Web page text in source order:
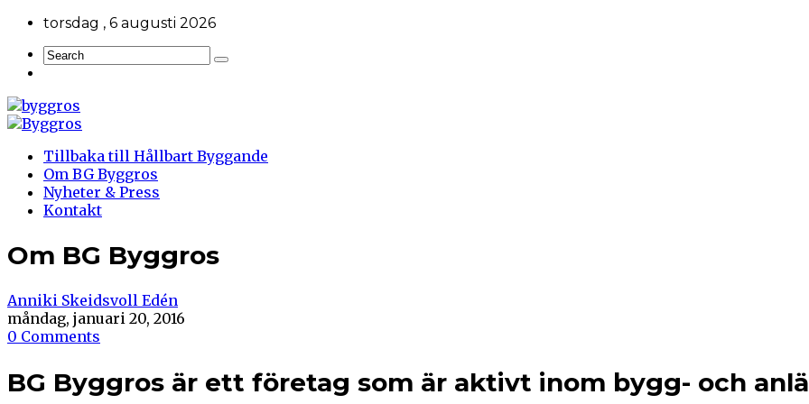
torsdag , 6 augusti 2026
Tillbaka till Hållbart Byggande
Om BG Byggros
Nyheter & Press
Kontakt
Om BG Byggros
Anniki Skeidsvoll Edén
måndag, januari 20, 2016
0 Comments
BG Byggros är ett företag som är aktivt inom bygg- och